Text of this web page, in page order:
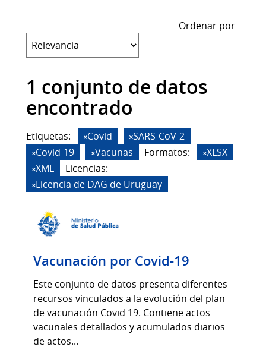
Ordenar por
1 conjunto de datos
encontrado
Etiquetas: Covid
SARS-CoV-2
Covid-19
Vacunas Formatos:
XLSX
XML
Licencias:
Licencia de DAG de Uruguay
Vacunación por Covid-19
Este conjunto de datos presenta diferentes
recursos vinculados a la evolución del plan
de vacunación Covid 19. Contiene actos
vacunales detallados y acumulados diarios
de actos...